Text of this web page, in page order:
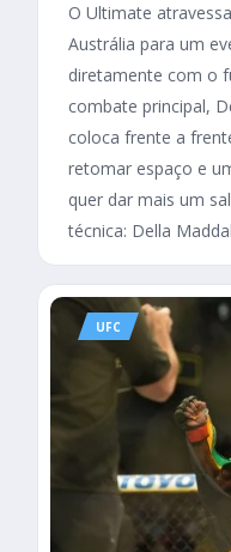
O Ultimate
Austrália para um
diretamente com o
combate principal,
coloca frente a
retomar espaço e
quer dar mais um
técnica: Della
UFC